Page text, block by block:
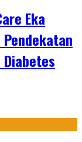
Eka